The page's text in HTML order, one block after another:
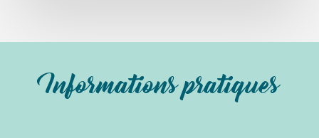
Informations pratiques